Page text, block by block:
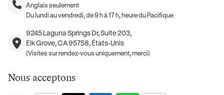
Anglais seulement
Du lundi au vendredi, de 9 h à 17 h, heure du Pacifique
9245 Laguna Springs Dr, Suite 203,
Elk Grove, CA 95758, États-Unis
(Visites sur rendez-vous uniquement, merci)
Nous acceptons